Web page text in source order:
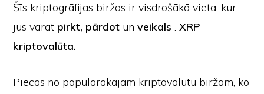
Šīs kriptogrāfijas biržas ir visdrošākā vieta, kur
jūs varat pirkt, pārdot unveikals .XRP
kriptovalūta.
Piecas no populārākajām kriptovalūtu biržām, ko